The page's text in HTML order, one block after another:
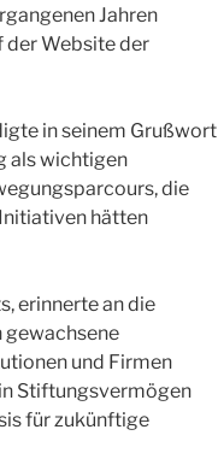
Jahren
der Website der
in seinem Grußwort
als wichtigen
die
hätten
erinnerte an die
gewachsene
und Firmen
Stiftungsvermögen
für zukünftige